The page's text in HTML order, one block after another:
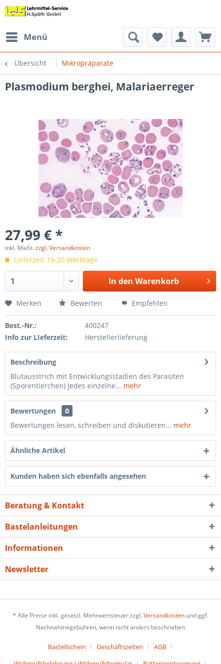
Menü
Übersicht Mikropräparate
Plasmodium berghei, Malariaerreger
27,99 € *
inkl. MwSt.zzgl. Versandkosten
Lieferzeit 15-20 Werktage
In den Warenkorb
Merken Bewerten Empfehlen
Best.-Nr.:
400247
Info zur LIeferzeit:
Herstellerlieferung
Beschreibung
Blutausstrich mit Entwicklungsstadien des Parasiten
(Sporentierchen) Jedes einzelne... mehr
Bewertungen
0
Bewertungen lesen, schreiben und diskutieren... mehr
Ähnliche Artikel
Kunden haben sich ebenfalls angesehen
Beratung & Kontakt
Bastelanleitungen
Informationen
Newsletter
* Alle Preise inkl. gesetzl. Mehrwertsteuer zzgl.Versandkosten und ggf.
Nachnahmegebühren, wenn nicht anders beschrieben
Bastellschein Geschäftszeiten
AGB